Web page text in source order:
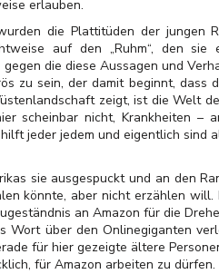
erlauben.
die Plattitüden der jungen
auf den „Ruhm“, den sie
die diese Aussagen und
zu sein, der damit beginnt, dass
zeigt, ist die Welt
scheinbar nicht, Krankheiten –
jeder jedem und eigentlich sind
sie ausgespuckt und an den
könnte, aber nicht erzählen
an Amazon für die
über den Onlinegiganten
für hier gezeigte ältere
für Amazon arbeiten zu dürfen.